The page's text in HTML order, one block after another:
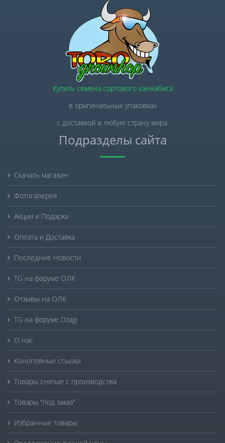
Купить семена сортового каннабиса
в оригинальных упаковках
с доставкой в любую страну мира.
Подразделы сайта
Скачать магазин
Фотогалерея
Акции и Подарки
Оплата и Доставка
Последние Новости
TG на форуме ОЛК
Отзывы на ОЛК
TG на форуме Dzagi
О нас
Конопляные ссылки
Товары снятые с производства
Товары "под заказ"
Избранные товары